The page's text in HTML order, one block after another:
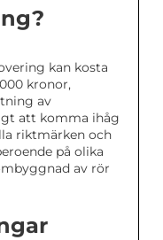
kan kosta
kronor,
av
att komma ihåg
riktmärken och
på olika
av rör